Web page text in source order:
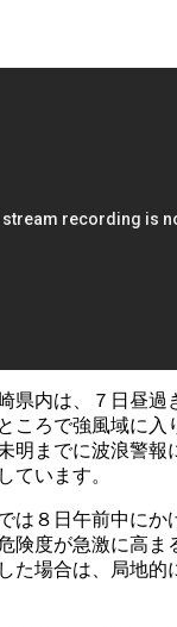
県内は、７日昼過
ころで強風域に入
明までに波浪警報
ています。
は８日午前中にか
険度が急激に高ま
た場合は、局地的